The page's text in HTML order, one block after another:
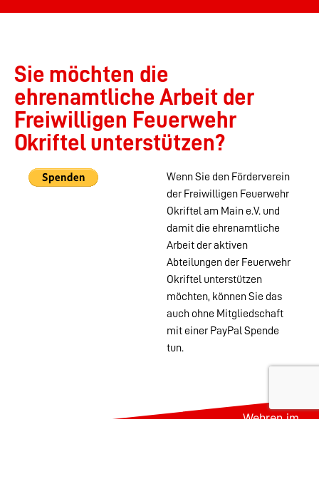
Sie möchten die
ehrenamtliche Arbeit der
Freiwilligen Feuerwehr
Okriftel unterstützen?
Wenn Sie den Förderverein
der Freiwilligen Feuerwehr
Okriftel am Main e.V. und
damit die ehrenamtliche
Arbeit der aktiven
Abteilungen der Feuerwehr
Okriftel unterstützen
möchten, können Sie das
auch ohne Mitgliedschaft
mit einer PayPal Spende
tun.
Wehren im